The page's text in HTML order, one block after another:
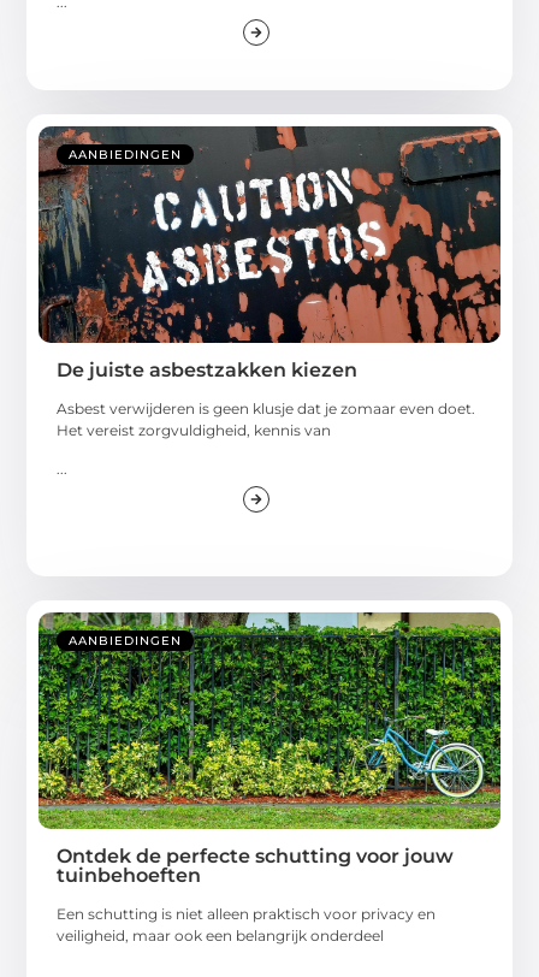
AANBIEDINGEN
De juiste asbestzakken kiezen
Asbest verwijderen is geen klusje dat je zomaar even doet.
Het vereist zorgvuldigheid, kennis van
...
AANBIEDINGEN
Ontdek de perfecte schutting voor jouw
tuinbehoeften
Een schutting is niet alleen praktisch voor privacy en
veiligheid, maar ook een belangrijk onderdeel